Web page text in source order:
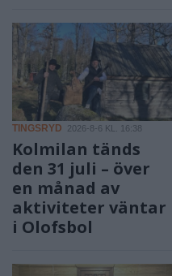
TINGSRYD 2026-8-6 KL. 16:38
Kolmilan tänds
den 31 juli – över
en månad av
aktiviteter väntar
i Olofsbol